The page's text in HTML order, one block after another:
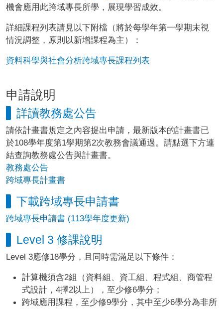
機會應用此跨域專長所學，展現學習成效。
詳細課程列表請見以下附檔（將於每學年第一學期末視
情況調整，原則以新增課程為主）：
資料科學與社會分析跨域專長課程列表
申請說明
詳讀教務處公告
請依計畫書規定之內容提出申請，最新版本的計畫書已
於108學年度第1學期第2次教務會議通過。請點選下方連
結查詢教務處公告與計畫書。
教務處公告
跨域專長計畫書
下載跨域專長申請書
跨域專長申請書 (113學年度更新)
Level 3 修課說明
Level 3應修18學分，且同時需滿足以下條件：
計算機須含2組（資料組、資工組、程式組、商管程
式設計，4擇2以上），至少修6學分；
跨域應用課程，至少修9學分，其中至少6學分為非所